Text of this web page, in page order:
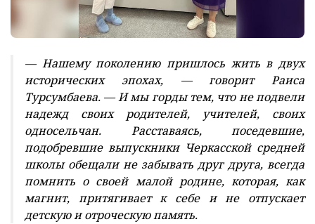
— Нашему поколению пришлось жить в двух
исторических эпохах, — говорит Раиса
Турсумбаева. — И мы горды тем, что не подвели
надежд своих родителей, учителей, своих
односельчан. Расставаясь, поседевшие,
подобревшие выпускники Черкасской средней
школы обещали не забывать друг друга, всегда
помнить о своей малой родине, которая, как
магнит, притягивает к себе и не отпускает
детскую и отроческую память.